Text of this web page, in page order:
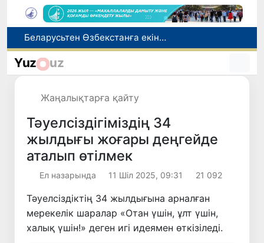
Адам саудасынан зардап шеккен азаматтар әлеуметтік қызметтермен қамтылады
Тарихи күн: Өзбекстанның «Самарқант-2028» жасанды серігі орбитаға сәтті шығарылды
Yuz uz
Жаңалықтарға қайту
Тәуелсіздігіміздің 34
жылдығы жоғары деңгейде
аталып өтілмек
Ел назарында 11 Шіл 2025, 09:31 21 092
Тәуелсіздіктің 34 жылдығына арналған
мерекелік шаралар «Отан үшін, ұлт үшін,
халық үшін!» деген игі идеямен өткізіледі.